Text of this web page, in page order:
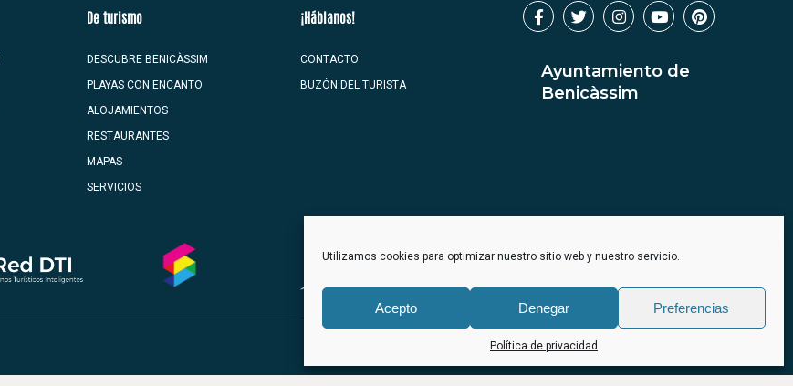
Utilizamos cookies para optimizar nuestro sitio web y nuestro servicio.
Acepto Denegar Preferencias
Política de privacidad
De turismo
DESCUBRE BENICÀSSIM
PLAYAS CON ENCANTO
ALOJAMIENTOS
RESTAURANTES
MAPAS
SERVICIOS
¡Háblanos!
CONTACTO
BUZÓN DEL TURISTA
Ayuntamiento de
Benicàssim